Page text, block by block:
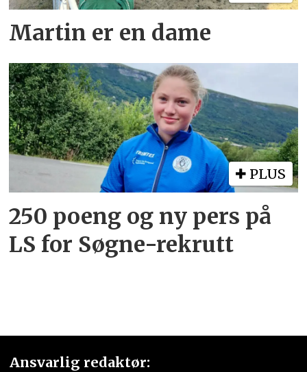
Martin er en dame
PLUS
250 poeng og ny pers på
LS for Søgne-rekrutt
Ansvarlig redaktør: